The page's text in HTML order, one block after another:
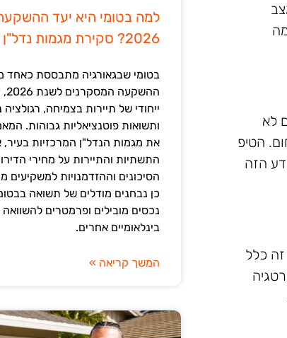
למה בטומי היא יעד
2026? סקירת מגמות נדל"ן מעמיקה
בטומי שבגאורגיה מתבססת כאחד
ייחודי של תיירות בצמיחה, רגולציה
ותשואות פוטנציאליות גבוהות.
את מגמות הנדל"ן המרכזיות
התשתיות והתיירות על מחירי
הסיכונים וההזדמנויות למשקיעים
כן נבחנים מודלים של תשואה
נכסים מובילים ופרמטרים להשוואה
בינלאומיים אחרים.
המשך קריאה »
לא
הטיפ
הזה
כלל